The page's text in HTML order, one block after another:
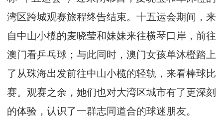
湾区跨城观赛旅程终告结束。十五运会期间，来
自中山小榄的麦晓莹和妹妹来往横琴口岸，前往
澳门看乒乓球；与此同时，澳门女孩单沐橙踏上
了从珠海出发前往中山小榄的轻轨，来看棒球比
赛。观赛之余，她们也对大湾区城市有了更深刻
的体验，认识了一群志同道合的球迷朋友。